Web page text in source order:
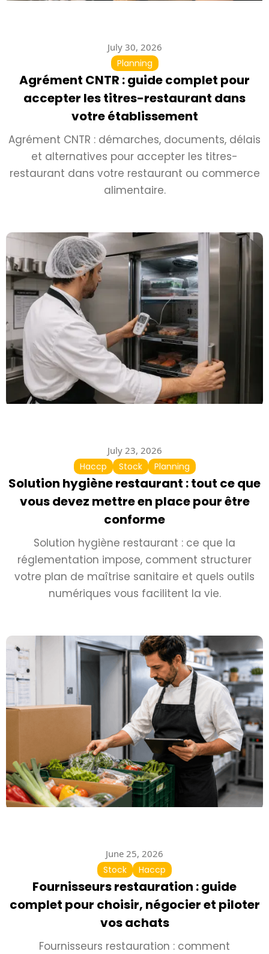
July 30, 2026
Planning
Agrément CNTR : guide complet pour
accepter les titres-restaurant dans
votre établissement
Agrément CNTR : démarches, documents, délais
et alternatives pour accepter les titres-
restaurant dans votre restaurant ou commerce
alimentaire.
July 23, 2026
Haccp
Stock Planning
Solution hygiène restaurant : tout ce que
vous devez mettre en place pour être
conforme
Solution hygiène restaurant : ce que la
réglementation impose, comment structurer
votre plan de maîtrise sanitaire et quels outils
numériques vous facilitent la vie.
June 25, 2026
Stock
Haccp
Fournisseurs restauration : guide
complet pour choisir, négocier et piloter
vos achats
Fournisseurs restauration : comment